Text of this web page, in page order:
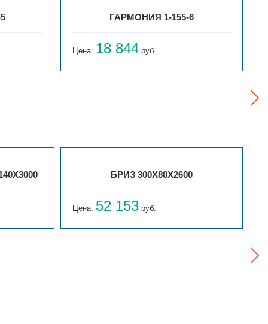
ГАРМОНИЯ 1-155-6
Цена: 18 844 руб.
БРИЗ 300Х80Х2600
Цена: 52 153 руб.